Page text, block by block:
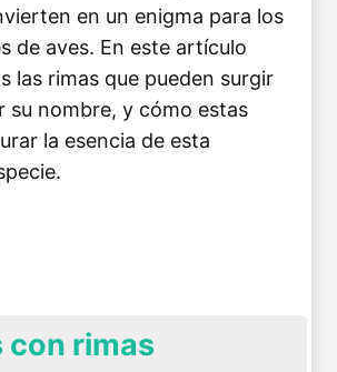
en un enigma para los
de aves. En este artículo
las rimas que pueden surgir
su nombre, y cómo estas
la esencia de esta
con rimas